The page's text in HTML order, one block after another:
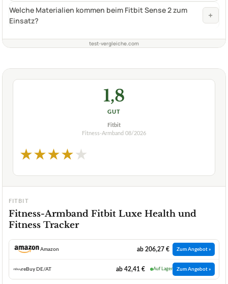
Welche Materialien kommen beim Fitbit Sense 2 zum
Einsatz?
+
test-vergleiche.com
1,8
GUT
Fitbit
Fitness-Armband 08/2026
★★★★★
FITBIT
Fitness-Armband Fitbit Luxe Health und
Fitness Tracker
Amazon ab 206,27 € Zum Angebot »
reBuy DE/AT ab 42,41 € Auf Lager Zum Angebot »